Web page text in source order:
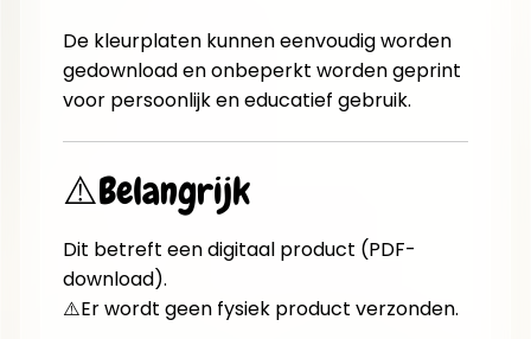
De kleurplaten kunnen eenvoudig worden
gedownload en onbeperkt worden geprint
voor persoonlijk en educatief gebruik.
⚠️Belangrijk
Dit betreft een digitaal product (PDF-
download).
⚠️Er wordt geen fysiek product verzonden.